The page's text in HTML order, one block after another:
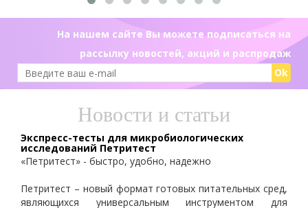
На нашем сайте Вы можете подписаться на
рассылку новостей, акций и распродаж
Ok
Новости и статьи
Экспресс-тесты для микробиологических
исследований Петритест
«Петритест» - быстро, удобно, надежно
Петритест – новый формат готовых питательных сред,
являющихся универсальным инструментом для